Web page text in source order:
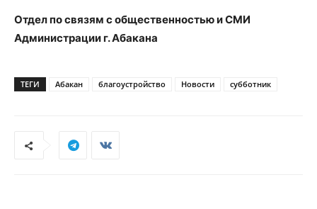
Отдел по связям с общественностью и СМИ
Администрации г. Абакана
ТЕГИ Абакан благоустройство Новости субботник